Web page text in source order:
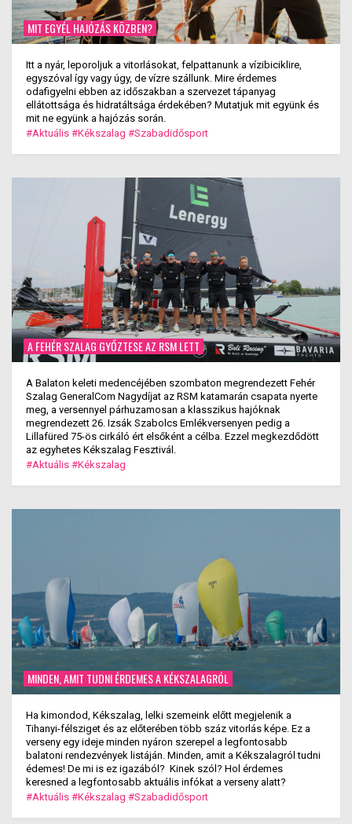
MIT EGYÉL HAJÓZÁS KÖZBEN?
Itt a nyár, leporoljuk a vitorlásokat, felpattanunk a vízibiciklire,
egyszóval így vagy úgy, de vízre szállunk. Mire érdemes
odafigyelni ebben az időszakban a szervezet tápanyag
ellátottsága és hidratáltsága érdekében? Mutatjuk mit együnk és
mit ne együnk a hajózás során.
#Aktuális #Kékszalag #Szabadidősport
A FEHÉR SZALAG GYŐZTESE AZ RSM LETT
A Balaton keleti medencéjében szombaton megrendezett Fehér
Szalag GeneralCom Nagydíjat az RSM katamarán csapata nyerte
meg, a versennyel párhuzamosan a klasszikus hajóknak
megrendezett 26. Izsák Szabolcs Emlékversenyen pedig a
Lillafüred 75-ös cirkáló ért elsőként a célba. Ezzel megkezdődött
az egyhetes Kékszalag Fesztivál.
#Aktuális #Kékszalag
MINDEN, AMIT TUDNI ÉRDEMES A KÉKSZALAGRÓL
Ha kimondod, Kékszalag, lelki szemeink előtt megjelenik a
Tihanyi-félsziget és az előterében több száz vitorlás képe. Ez a
verseny egy ideje minden nyáron szerepel a legfontosabb
balatoni rendezvények listáján. Minden, amit a Kékszalagról tudni
édemes! De mi is ez igazából? Kinek szól? Hol érdemes
keresned a legfontosabb aktuális infókat a verseny alatt?
#Aktuális #Kékszalag #Szabadidősport